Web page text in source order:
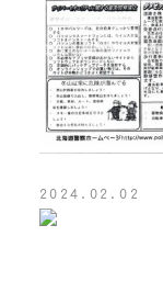
2024.02.02